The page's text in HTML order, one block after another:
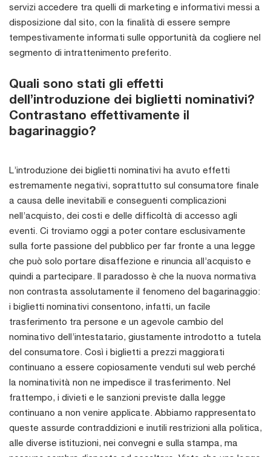
servizi accedere tra quelli di marketing e informativi messi a
disposizione dal sito, con la finalità di essere sempre
tempestivamente informati sulle opportunità da cogliere nel
segmento di intrattenimento preferito.
Quali sono stati gli effetti
dell’introduzione dei biglietti nominativi?
Contrastano effettivamente il
bagarinaggio?
L’introduzione dei biglietti nominativi ha avuto effetti
estremamente negativi, soprattutto sul consumatore finale
a causa delle inevitabili e conseguenti complicazioni
nell’acquisto, dei costi e delle difficoltà di accesso agli
eventi. Ci troviamo oggi a poter contare esclusivamente
sulla forte passione del pubblico per far fronte a una legge
che può solo portare disaffezione e rinuncia all’acquisto e
quindi a partecipare. Il paradosso è che la nuova normativa
non contrasta assolutamente il fenomeno del bagarinaggio:
i biglietti nominativi consentono, infatti, un facile
trasferimento tra persone e un agevole cambio del
nominativo dell’intestatario, giustamente introdotto a tutela
del consumatore. Così i biglietti a prezzi maggiorati
continuano a essere copiosamente venduti sul web perché
la nominatività non ne impedisce il trasferimento. Nel
frattempo, i divieti e le sanzioni previste dalla legge
continuano a non venire applicate. Abbiamo rappresentato
queste assurde contraddizioni e inutili restrizioni alla politica,
alle diverse istituzioni, nei convegni e sulla stampa, ma